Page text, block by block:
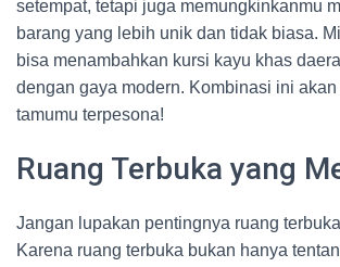
setempat, tetapi juga memungkinkanmu
barang yang lebih unik dan tidak biasa.
bisa menambahkan kursi kayu khas
dengan gaya modern. Kombinasi ini
tamumu terpesona!
Ruang Terbuka yang
Jangan lupakan pentingnya ruang
Karena ruang terbuka bukan hanya